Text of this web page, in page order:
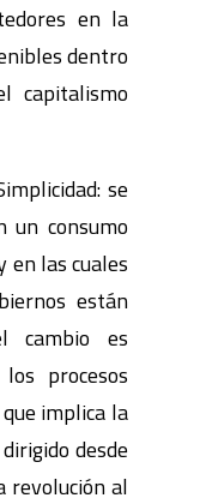
en la
dentro
capitalismo
se
un consumo
en las cuales
están
cambio es
procesos
implica la
desde
revolución al